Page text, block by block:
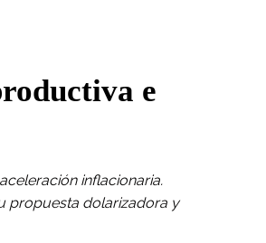
e
inflacionaria.
propuesta dolarizadora y